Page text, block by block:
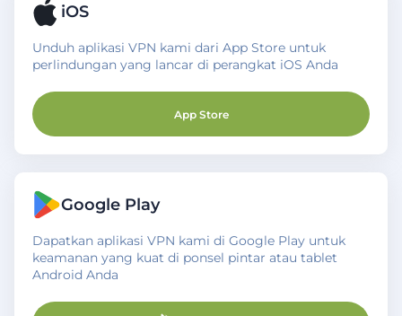
iOS
Unduh aplikasi VPN kami dari App Store untuk
perlindungan yang lancar di perangkat iOS Anda
App Store
Google Play
Dapatkan aplikasi VPN kami di Google Play untuk
keamanan yang kuat di ponsel pintar atau tablet
Android Anda